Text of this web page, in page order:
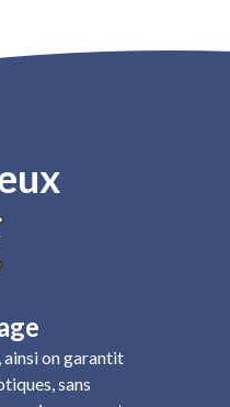
ainsi on garantit
sans